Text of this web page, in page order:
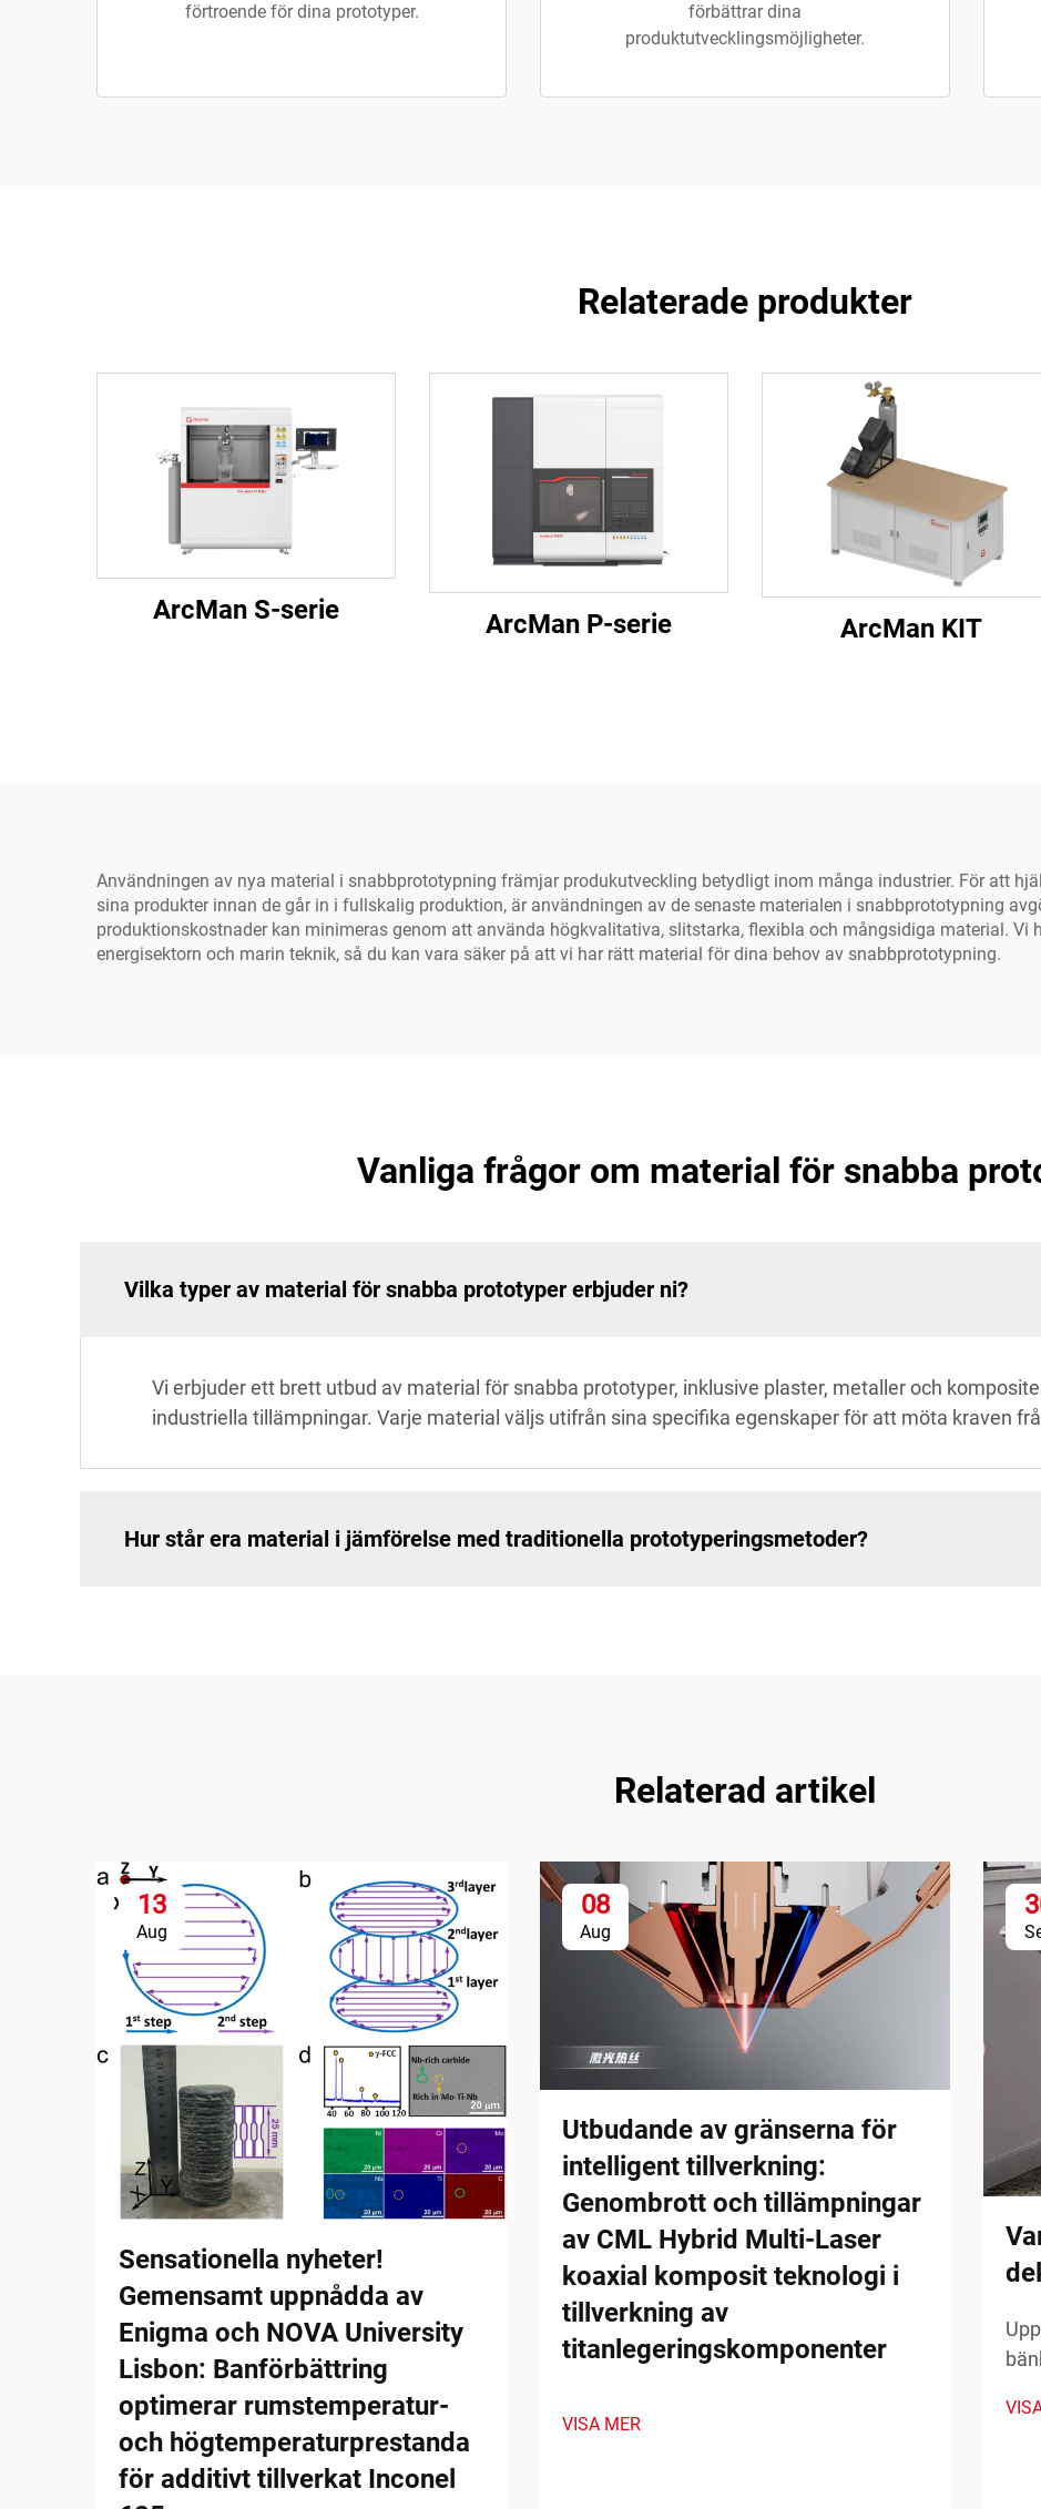
förtroende för dina prototyper.
förbättrar dina
produktutvecklingsmöjligheter.
Relaterade produkter
ArcMan S-serie ArcMan P-serie ArcMan KIT
Användningen av nya material i snabbprototypning främjar produkutveckling betydligt inom många industrier. För att
sina produkter innan de går in i fullskalig produktion, är användningen av de senaste materialen i snabbprototypning
produktionskostnader kan minimeras genom att använda högkvalitativa, slitstarka, flexibla och mångsidiga material. Vi
energisektorn och marin teknik, så du kan vara säker på att vi har rätt material för dina behov av snabbprototypning.
Vanliga frågor om material för snabba
Vilka typer av material för snabba prototyper erbjuder ni?
Vi erbjuder ett brett utbud av material för snabba prototyper, inklusive plaster, metaller och
industriella tillämpningar. Varje material väljs utifrån sina specifika egenskaper för att möta kraven
Hur står era material i jämförelse med traditionella prototyperingsmetoder?
Relaterad artikel
13
Aug
Sensationella nyheter!
Gemensamt uppnådda av
Enigma och NOVA University
Lisbon: Banförbättring
optimerar rumstemperatur-
och högtemperaturprestanda
för additivt tillverkat Inconel
08
Aug
Utbudande av gränserna för
intelligent tillverkning:
Genombrott och tillämpningar
av CML Hybrid Multi-Laser
koaxial komposit teknologi i
tillverkning av
titanlegeringskomponenter
VISA MER